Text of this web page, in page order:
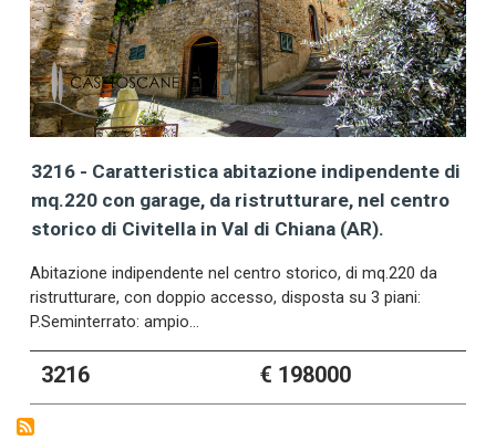
3216 - Caratteristica abitazione indipendente di
mq.220 con garage, da ristrutturare, nel centro
storico di Civitella in Val di Chiana (AR).
Abitazione indipendente nel centro storico, di mq.220 da
ristrutturare, con doppio accesso, disposta su 3 piani:
P.Seminterrato: ampio…
3216 € 198000